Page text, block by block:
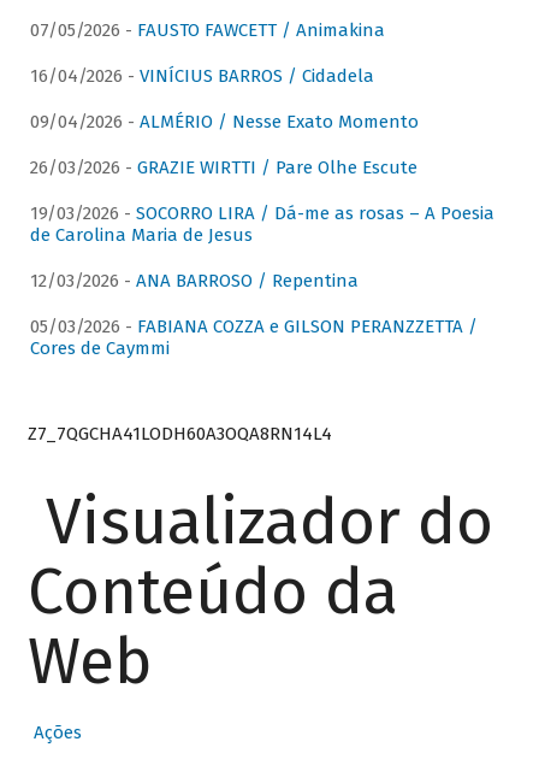
07/05/2026 - FAUSTO FAWCETT / Animakina
16/04/2026 - VINÍCIUS BARROS / Cidadela
09/04/2026 - ALMÉRIO / Nesse Exato Momento
26/03/2026 - GRAZIE WIRTTI / Pare Olhe Escute
19/03/2026 - SOCORRO LIRA / Dá-me as rosas – A Poesia
de Carolina Maria de Jesus
12/03/2026 - ANA BARROSO / Repentina
05/03/2026 - FABIANA COZZA e GILSON PERANZZETTA /
Cores de Caymmi
Z7_7QGCHA41LODH60A3OQA8RN14L4
Visualizador do
Conteúdo da
Web
Ações